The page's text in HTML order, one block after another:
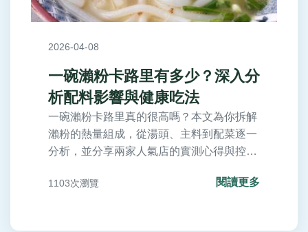
2026-04-08
一碗瀨粉卡路里有多少？深入分
析配料影響與健康吃法
一碗瀨粉卡路里真的很高嗎？本文為你拆解
瀨粉的熱量組成，從湯頭、主料到配菜逐一
分析，並分享兩家人氣店的實測心得與控制
也能兼顧健康。
1103次瀏覽 閱讀更多